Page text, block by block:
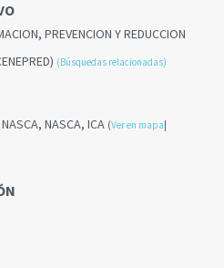
PREVENCION Y REDUCCION
(Búsquedas relacionadas)
NASCA, ICA (Ver en mapa